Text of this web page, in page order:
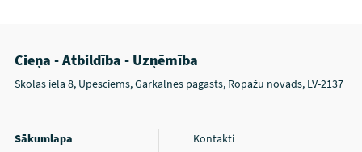
Cieņa - Atbildība - Uzņēmība
Skolas iela 8, Upesciems, Garkalnes pagasts, Ropažu novads, LV-2137
Sākumlapa
Kontakti